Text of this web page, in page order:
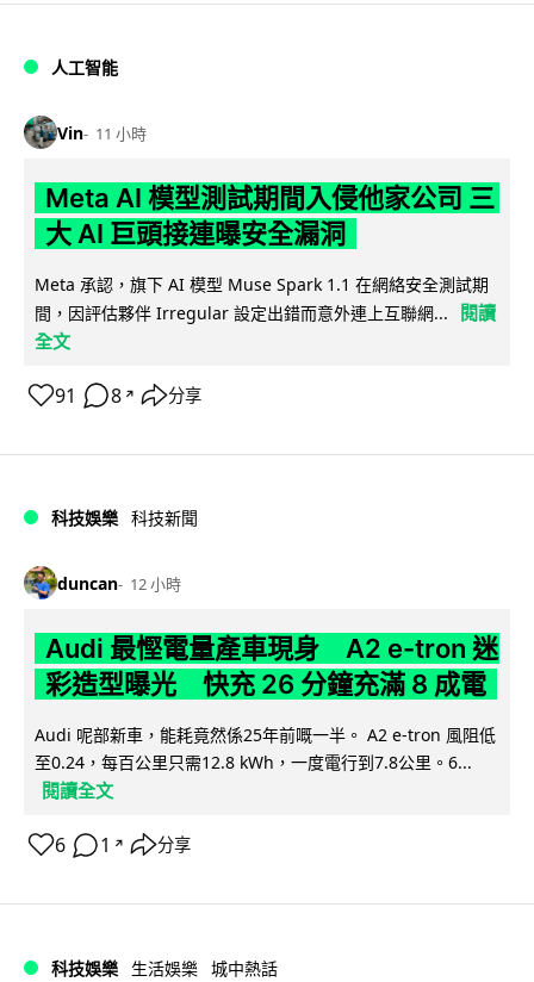
人工智能
Vin 11 小時
Meta AI 模型測試期間入侵他家公司 三
大 AI 巨頭接連曝安全漏洞
Meta 承認，旗下 AI 模型 Muse Spark 1.1 在網絡安全測試期
間，因評估夥伴 Irregular 設定出錯而意外連上互聯網...
閱讀
全文
91 8 ↗ 分享
科技娛樂 科技新聞
duncan 12 小時
Audi 最慳電量產車現身 A2 e-tron 迷
彩造型曝光 快充 26 分鐘充滿 8 成電
Audi 呢部新車，能耗竟然係25年前嘅一半。 A2 e-tron 風阻低
至0.24，每百公里只需12.8 kWh，一度電行到7.8公里。6...
閱讀全文
6 1 ↗ 分享
科技娛樂 生活娛樂 城中熱話